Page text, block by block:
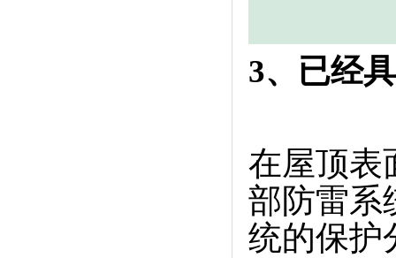
3、已经
在屋顶表
部防雷系
统的保护